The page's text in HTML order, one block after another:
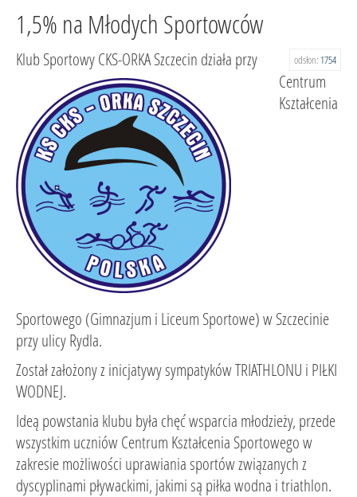
1,5% na Młodych Sportowców
odsłon: 1754
Klub Sportowy CKS-ORKA Szczecin działa przy
Centrum
Kształcenia
Sportowego (Gimnazjum i Liceum Sportowe) w Szczecinie
przy ulicy Rydla.
Został założony z inicjatywy sympatyków TRIATHLONU i PIŁKI
WODNEJ.
Ideą powstania klubu była chęć wsparcia młodzieży, przede
wszystkim uczniów Centrum Kształcenia Sportowego w
zakresie możliwości uprawiania sportów związanych z
dyscyplinami pływackimi, jakimi są piłka wodna i triathlon.